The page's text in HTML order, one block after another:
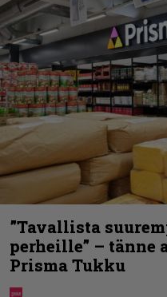
”Tavallista
perheille” – tänne
Prisma Tukku